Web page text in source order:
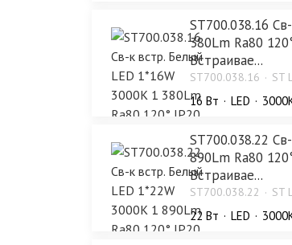
ST700.038.16
380Lm Ra80
Встраивае...
ST700.038.16 ST
16 Bт LED
ST700.038.22
890Lm Ra80
Встраивае...
ST700.038.22 ST
22 Bт LED